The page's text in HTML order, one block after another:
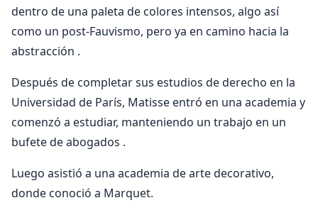
dentro de una paleta de colores intensos, algo así
como un post-Fauvismo, pero ya en camino hacia la
abstracción .
Después de completar sus estudios de derecho en la
Universidad de París, Matisse entró en una academia y
comenzó a estudiar, manteniendo un trabajo en un
bufete de abogados .
Luego asistió a una academia de arte decorativo,
donde conoció a Marquet.